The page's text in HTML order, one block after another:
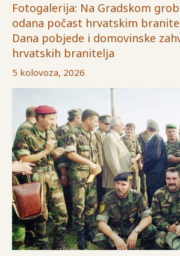
Fotogalerija: Na Gradskom
odana počast hrvatskim
Dana pobjede i domovinske
hrvatskih branitelja
5 kolovoza, 2026